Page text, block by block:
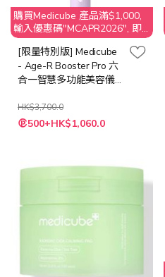
購買Medicube 產品滿$1,000,
輸入優惠碼"MCAPR2026", 即
享$50 折扣
[限量特別版] Medicube
- Age-R Booster Pro 六
合一智慧多功能美容儀
HK$3,700.0
特
殊 500+HK$1,060.0